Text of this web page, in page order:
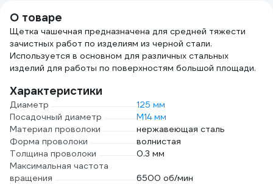
О товаре
Щетка чашечная предназначена для средней тяжести
зачистных работ по изделиям из черной стали.
Используется в основном для различных стальных
изделий для работы по поверхностям большой площади.
Характеристики
Диаметр
125 мм
Посадочный диаметр
М14 мм
Материал проволоки
нержавеющая сталь
Форма проволоки
волнистая
Толщина проволоки
0.3 мм
Максимальная частота
вращения
6500 об/мин